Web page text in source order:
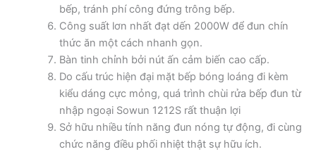
bếp, tránh phí công đứng trông bếp.
Công suất lơn nhất đạt dến 2000W để đun chín
thức ăn một cách nhanh gọn.
Bàn tinh chỉnh bởi nút ấn cảm biến cao cấp.
Do cấu trúc hiện đại mặt bếp bóng loáng đi kèm
kiểu dáng cực mỏng, quá trình chùi rửa bếp đun từ
nhập ngoại Sowun 1212S rất thuận lợi
Sở hữu nhiều tính năng đun nóng tự động, đi cùng
chức năng điều phối nhiệt thật sự hữu ích.